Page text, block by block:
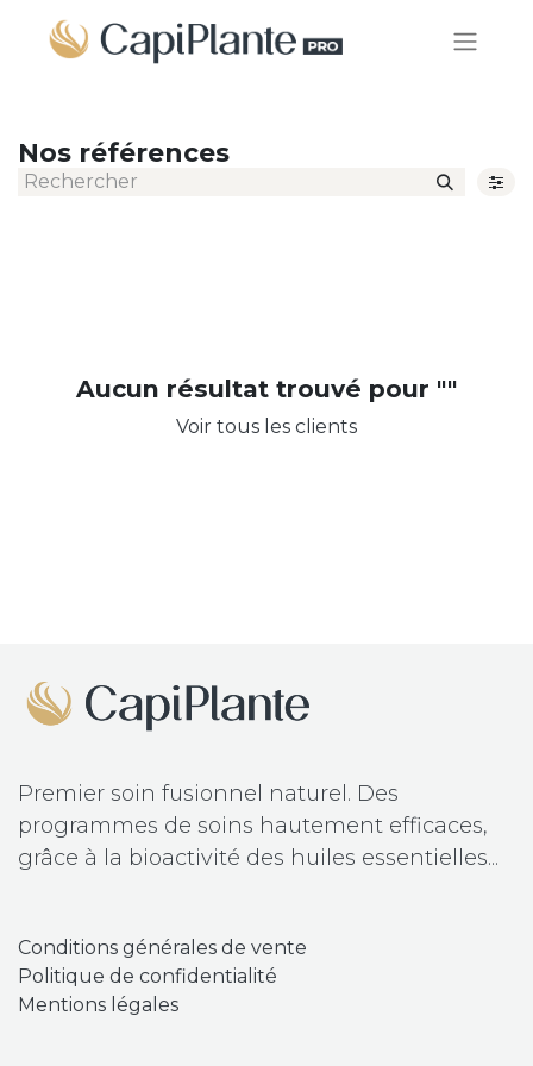
Nos références
Aucun résultat trouvé pour ""
Voir tous les clients
Premier soin fusionnel naturel. Des
programmes de soins hautement efficaces,
grâce à la bioactivité des huiles essentielles...
​Conditions générales de vente
Politique de confidentialité
Mentions légales